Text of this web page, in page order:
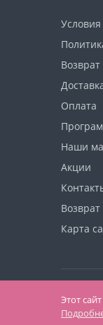
Оплата
Наши
Акции
Карта
Актуаль -
Этот